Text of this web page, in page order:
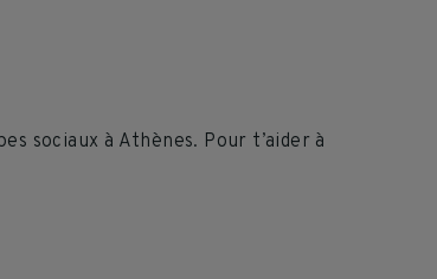
sociaux à Athènes. Pour t’aider à